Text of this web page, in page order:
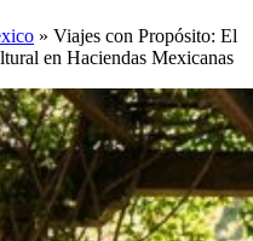
» Viajes con Propósito: El
en Haciendas Mexicanas